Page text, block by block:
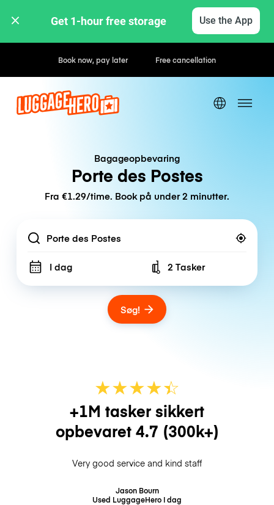
Get 1-hour free storage Use the App
Book now, pay later Free cancellation
Bagageopbevaring
Porte des Postes
Fra €1.29/time. Book på under 2 minutter.
Location
I dag Number of bags
2 Tasker
Søg!
★★★★☆
★
+1M tasker sikkert
opbevaret 4.7 (300k+)
Very good service and kind staff
Jason Bourn
Used LuggageHero I dag